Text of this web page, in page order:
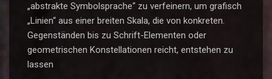
„abstrakte Symbolsprache“ zu verfeinern, um grafisch
„Linien“ aus einer breiten Skala, die von konkreten.
Gegenständen bis zu Schrift-Elementen oder
geometrischen Konstellationen reicht, entstehen zu
lassen